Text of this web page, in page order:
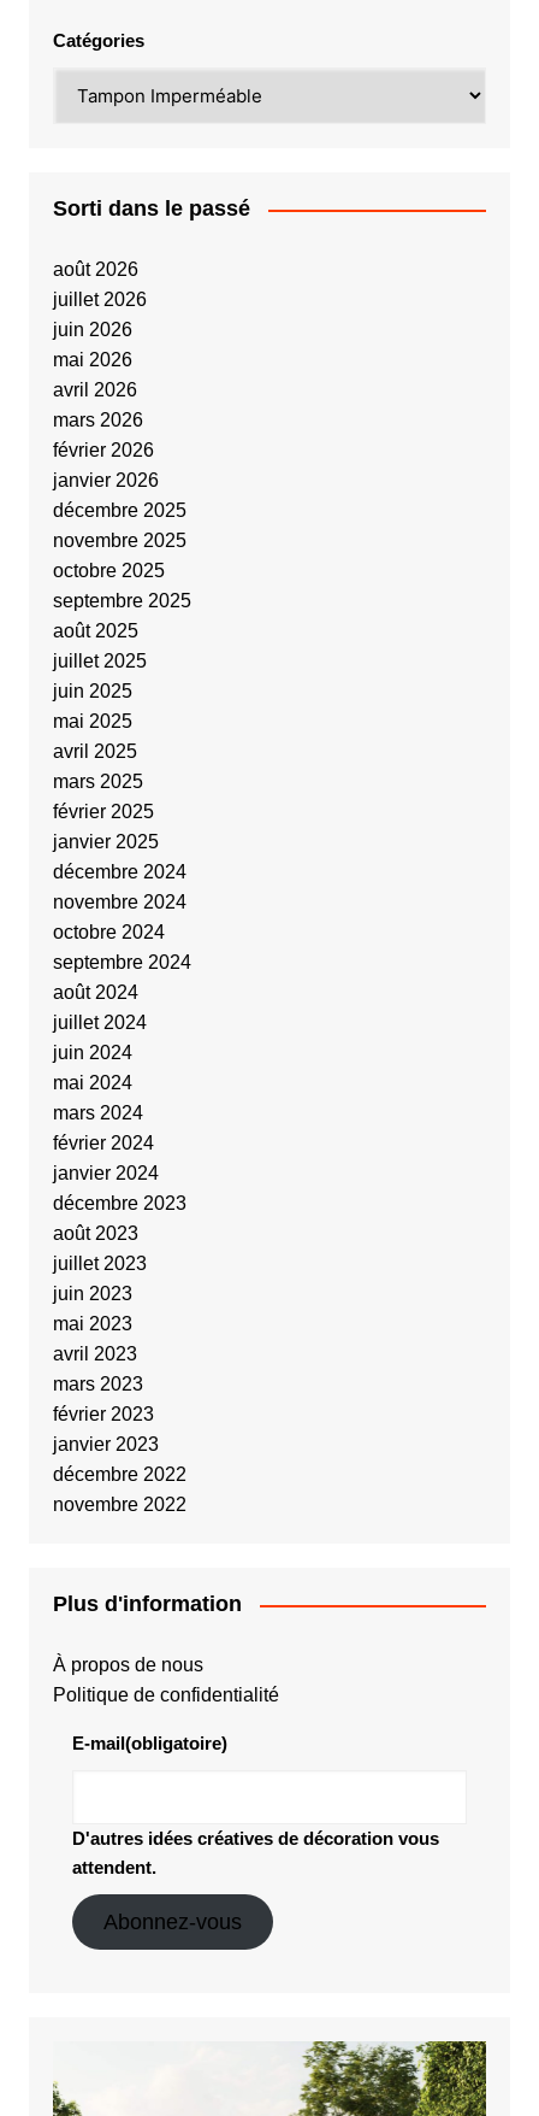
Catégories
Sorti dans le passé
août 2026
juillet 2026
juin 2026
mai 2026
avril 2026
mars 2026
février 2026
janvier 2026
décembre 2025
novembre 2025
octobre 2025
septembre 2025
août 2025
juillet 2025
juin 2025
mai 2025
avril 2025
mars 2025
février 2025
janvier 2025
décembre 2024
novembre 2024
octobre 2024
septembre 2024
août 2024
juillet 2024
juin 2024
mai 2024
mars 2024
février 2024
janvier 2024
décembre 2023
août 2023
juillet 2023
juin 2023
mai 2023
avril 2023
mars 2023
février 2023
janvier 2023
décembre 2022
novembre 2022
Plus d'information
À propos de nous
Politique de confidentialité
E-mail (obligatoire)
D'autres idées créatives de décoration vous
attendent.
Abonnez-vous